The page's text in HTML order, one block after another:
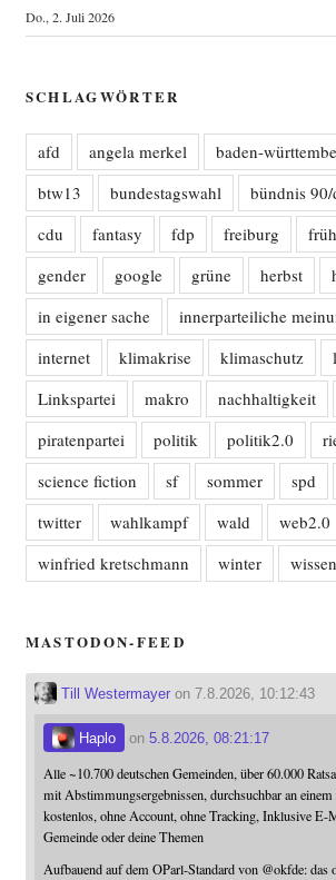
Do., 2. Juli 2026
SCHLAGWÖRTER
afd angela merkel baden-
btw13
bundestagswahl
bündnis
cdu
fantasy fdp freiburg
gender
google grüne herbst
in eigener sache
innerparteiliche
internet
klimakrise klimaschutz
Linkspartei
makro nachhaltigkeit
piratenpartei
politik politik2.0
science fiction
sf sommer spd
twitter
wahlkampf wald
web2.0
winfried kretschmann
winter
MASTODON-FEED
Till Westermayeron 7.8.2026, 10:12:43
Haplo on 5.8.2026, 08:21:17
Alle ~10.700 deutschen Gemeinden, über 60.000
mit Abstimmungsergebnissen, durchsuchbar an
kostenlos, ohne Account, ohne Tracking, Inklusive E-
Gemeinde oder deine Themen
Aufbauend auf dem OParl-Standard von @okfde: das